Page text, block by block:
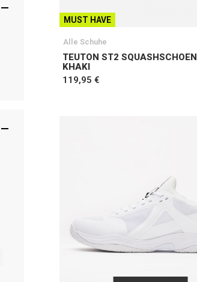
MUST HAVE
Alle Schuhe
TEUTON ST2 SQUASHSCHOEN
KHAKI
119,95 €